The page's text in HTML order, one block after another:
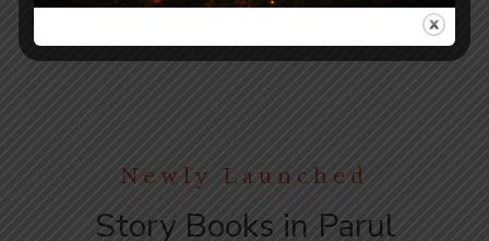
HARSHA DUTTA | হর্ষ দত্ত
Newly Launched
Story Books in Parul